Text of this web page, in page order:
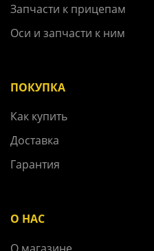
Запчасти к прицепам
Оси и запчасти к ним
ПОКУПКА
Как купить
Доставка
Гарантия
О НАС